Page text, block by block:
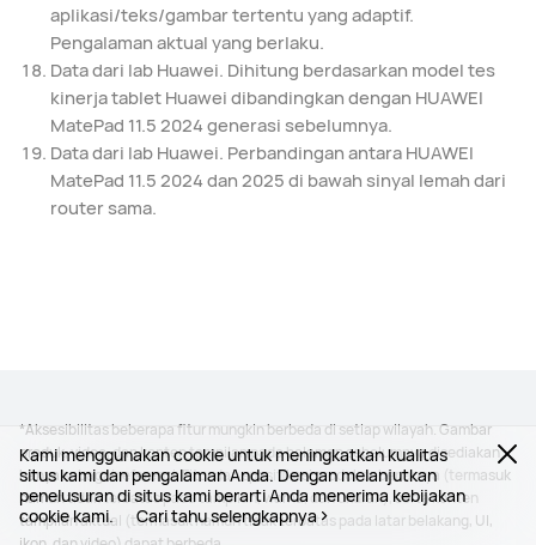
Kami menggunakan cookie untuk meningkatkan kualitas
situs kami dan pengalaman Anda. Dengan melanjutkan
penelusuran di situs kami berarti Anda menerima kebijakan
cookie kami.
Cari tahu selengkapnya
aplikasi/teks/gambar tertentu yang adaptif.
Pengalaman aktual yang berlaku.
Data dari lab Huawei. Dihitung berdasarkan model tes
kinerja tablet Huawei dibandingkan dengan HUAWEI
MatePad 11.5 2024 generasi sebelumnya.
Data dari lab Huawei. Perbandingan antara HUAWEI
MatePad 11.5 2024 dan 2025 di bawah sinyal lemah dari
router sama.
*Aksesibilitas beberapa fitur mungkin berbeda di setiap wilayah. Gambar
produk, video, dan konten tampilan pada halaman sebelumnya disediakan
hanya sebagai referensi. Fitur dan spesifikasi produk sebenarnya (termasuk
namun tidak terbatas pada tampilan, warna, dan ukuran), serta konten
tampilan aktual (termasuk namun tidak terbatas pada latar belakang, UI,